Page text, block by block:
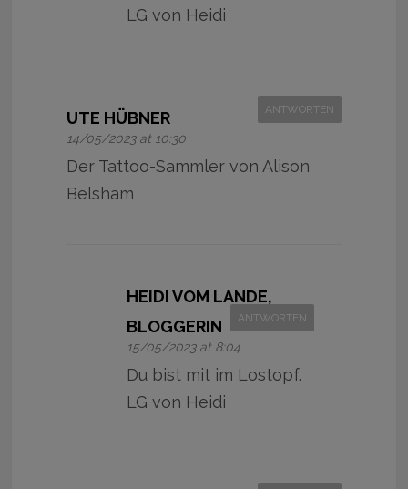
LG von Heidi
UTE HÜBNER
14/05/2023 at 10:30
ANTWORTEN
Der Tattoo-Sammler von Alison
Belsham
HEIDI VOM LANDE,
BLOGGERIN
15/05/2023 at 8:04
ANTWORTEN
Du bist mit im Lostopf.
LG von Heidi